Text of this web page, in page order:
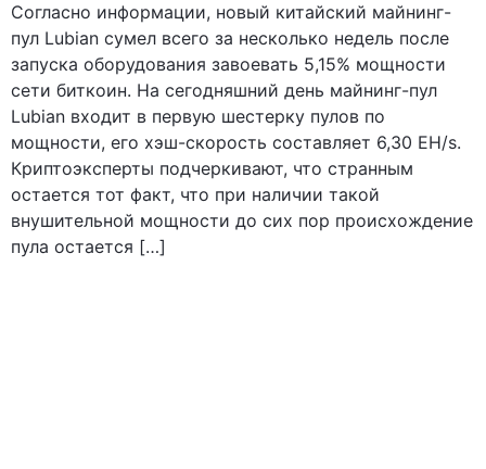
Согласно информации, новый китайский майнинг-
пул Lubian сумел всего за несколько недель после
запуска оборудования завоевать 5,15% мощности
сети биткоин. На сегодняшний день майнинг-пул
Lubian входит в первую шестерку пулов по
мощности, его хэш-скорость составляет 6,30 EH/s.
Криптоэксперты подчеркивают, что странным
остается тот факт, что при наличии такой
внушительной мощности до сих пор происхождение
пула остается […]